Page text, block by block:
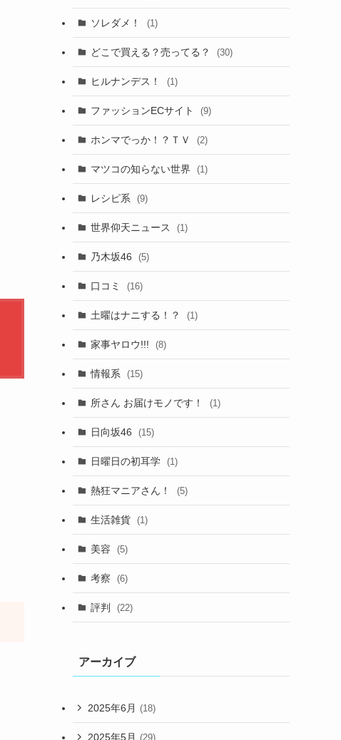
ソレダメ！ (1)
どこで買える？売ってる？ (30)
ヒルナンデス！ (1)
ファッションECサイト (9)
ホンマでっか！？ＴＶ (2)
マツコの知らない世界 (1)
レシピ系 (9)
世界仰天ニュース (1)
乃木坂46 (5)
口コミ (16)
土曜はナニする！？ (1)
家事ヤロウ!!! (8)
情報系 (15)
所さん お届けモノです！ (1)
日向坂46 (15)
日曜日の初耳学 (1)
熱狂マニアさん！ (5)
生活雑貨 (1)
美容 (5)
考察 (6)
評判 (22)
アーカイブ
2025年6月 (18)
2025年5月 (29)